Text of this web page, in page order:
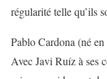
régularité telle qu’ils
Pablo Cardona (né
Avec Javi Ruíz à ses